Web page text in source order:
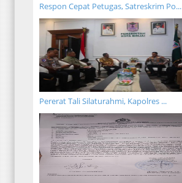
Respon Cepat Petugas, Satreskrim Po...
Pererat Tali Silaturahmi, Kapolres ...